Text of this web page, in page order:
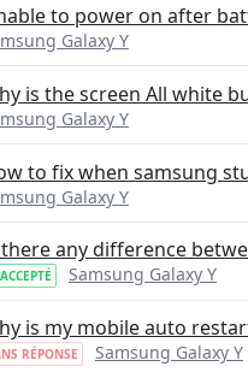
to power on after
Galaxy Y
is the screen All white
Galaxy Y
to fix when samsung
Galaxy Y
any difference
ACCEPTÉ Samsung Galaxy Y
is my mobile auto
RÉPONSE Samsung Galaxy Y